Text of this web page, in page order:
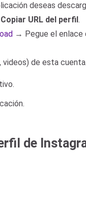
deseas
Copiar URL del perfil.
→ Pegue el enlace
de esta cuenta.
de